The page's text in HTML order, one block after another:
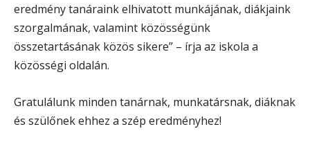
eredmény tanáraink elhivatott munkájának, diákjaink
szorgalmának, valamint közösségünk
összetartásának közös sikere” – írja az iskola a
közösségi oldalán.
Gratulálunk minden tanárnak, munkatársnak, diáknak
és szülőnek ehhez a szép eredményhez!